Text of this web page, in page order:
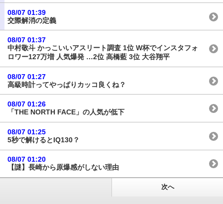
08/07 01:39
交際解消の定義
08/07 01:37
中村敬斗 かっこいいアスリート調査 1位 W杯でインスタフォ
ロワー127万増 人気爆発 …2位 高橋藍 3位 大谷翔平
08/07 01:27
高級時計ってやっぱりカッコ良くね？
08/07 01:26
「THE NORTH FACE」の人気が低下
08/07 01:25
5秒で解けるとIQ130？
08/07 01:20
【謎】長崎から原爆感がしない理由
次へ